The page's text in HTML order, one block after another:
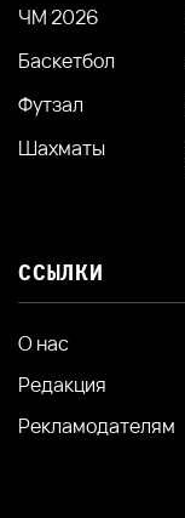
ЧМ 2026
Баскетбол
Футзал
Шахматы
ССЫЛКИ
О нас
Редакция
Рекламодателям